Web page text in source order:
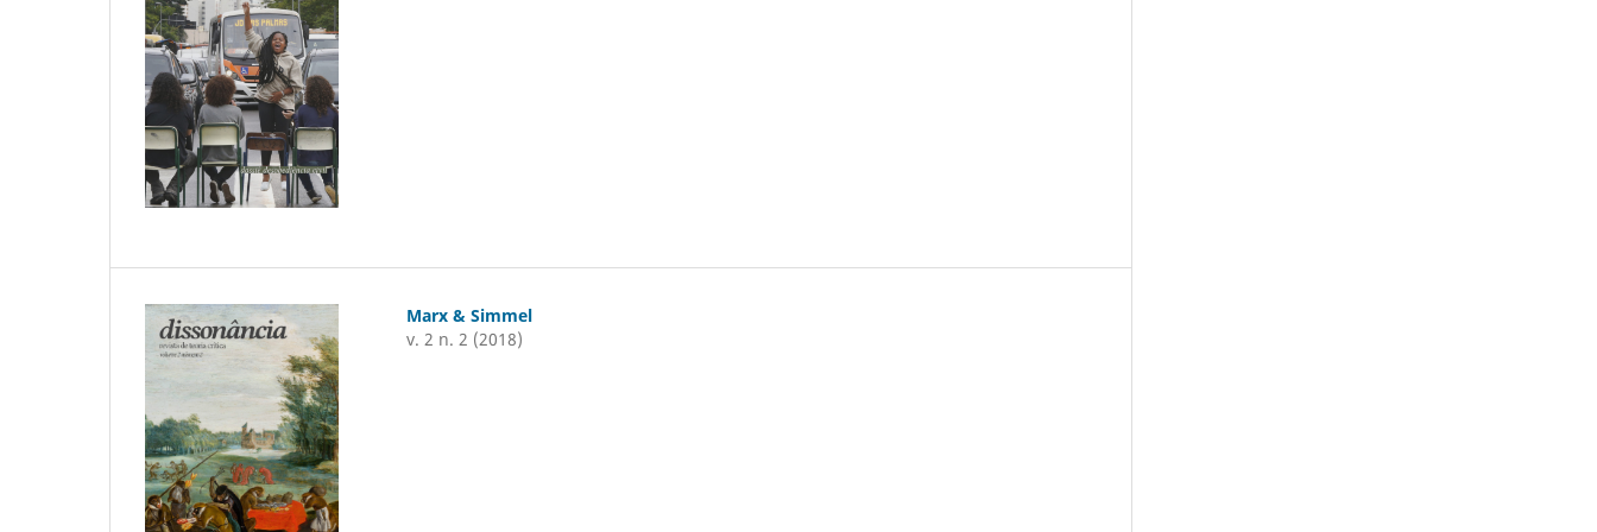
Marx & Simmel
v. 2 n. 2 (2018)